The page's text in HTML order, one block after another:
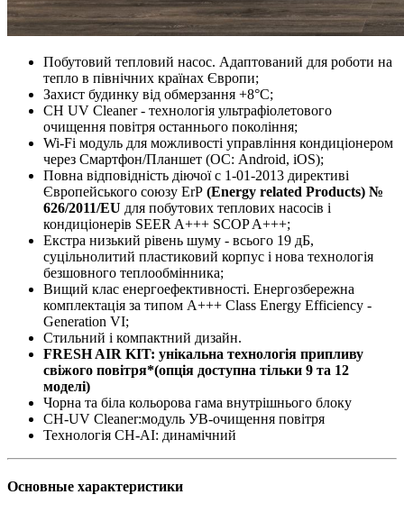
Побутовий тепловий насос. Адаптований для роботи на
тепло в північних країнах Європи;
Захист будинку від обмерзання +8°C;
CH UV Cleaner - технологія ультрафіолетового
очищення повітря останнього покоління;
Wi-Fi модуль для можливості управління кондиціонером
через Смартфон/Планшет (ОС: Android, iOS);
Повна відповідність діючої c 1-01-2013 директиві
Європейського союзу ErP (Energy related Products) №
626/2011/EU для побутових теплових насосів і
кондиціонерів SEER A+++ SCOP A+++;
Екстра низький рівень шуму - всього 19 дБ,
суцільнолитий пластиковий корпус і нова технологія
безшовного теплообмінника;
Вищий клас енергоефективності. Енергозбережна
комплектація за типом A+++ Class Energy Efficiency -
Generation VI;
Стильний і компактний дизайн.
FRESH AIR KIT: унікальна технологія припливу
свіжого повітря*(опція доступна тільки 9 та 12
моделі)
Чорна та біла кольорова гама внутрішнього блоку
CH-UV Cleaner:модуль УВ-очищення повітря
Технологія CH-AI: динамічний
Основные характеристики